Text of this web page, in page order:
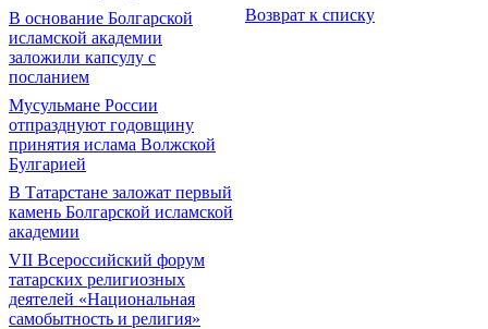
В основание Болгарской
исламской академии
заложили капсулу с
посланием
Мусульмане России
отпразднуют годовщину
принятия ислама Волжской
Булгарией
В Татарстане заложат первый
камень Болгарской исламской
академии
VII Всероссийский форум
татарских религиозных
деятелей «Национальная
самобытность и религия»
Возврат к списку